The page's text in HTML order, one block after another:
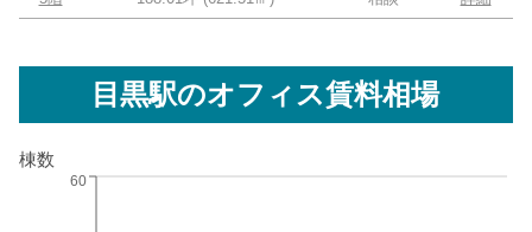
目黒駅のオフィス賃料相場
棟数
60